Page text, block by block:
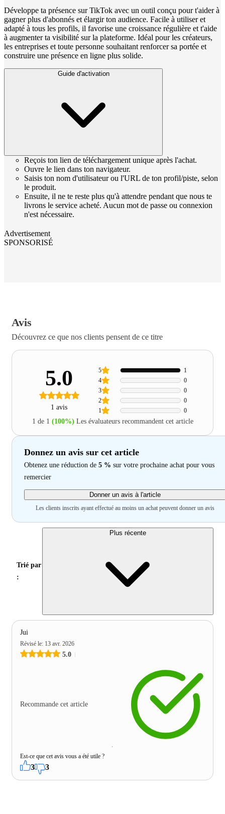
Développe ta présence sur TikTok avec un outil conçu pour t'aider à
gagner plus d'abonnés et élargir ton audience. Facile à utiliser et
adapté à tous les profils, il favorise une croissance régulière et t'aide
à augmenter ta visibilité sur la plateforme. Idéal pour les créateurs,
les entreprises et toute personne souhaitant renforcer sa portée et
construire une présence en ligne plus solide.
Guide d'activation
Reçois ton lien de téléchargement unique après l'achat.
Ouvre le lien dans ton navigateur.
Saisis ton nom d'utilisateur ou l'URL de ton profil/piste, selon
le produit.
Ensuite, il ne te reste plus qu'à attendre pendant que nous te
livrons le service acheté. Aucun mot de passe ou connexion
n'est nécessaire.
Advertisement
SPONSORISÉ
Avis
Découvrez ce que nos clients pensent de ce titre
5.0
1 avis 1 0
2 0
3 0
4 0
5 1
1 de 1 (100%) Les évaluateurs recommandent cet article
Donnez un avis sur cet article
Obtenez une réduction de 5 % sur votre prochaine achat pour vous
remercier
Donner un avis à l'article
Les clients inscrits ayant effectué au moins un achat peuvent donner un avis
Trié par
:
Plus récente
Jui
Révisé le: 13 avr. 2026
5.0
Recommande cet article
Est-ce que cet avis vous a été utile ?
3 3